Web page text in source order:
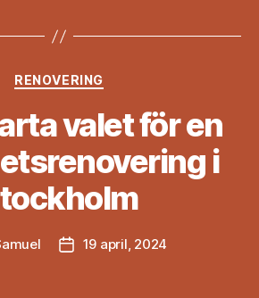
Kategorier
RENOVERING
valet för en
i
Inläggsdatum
19 april, 2024